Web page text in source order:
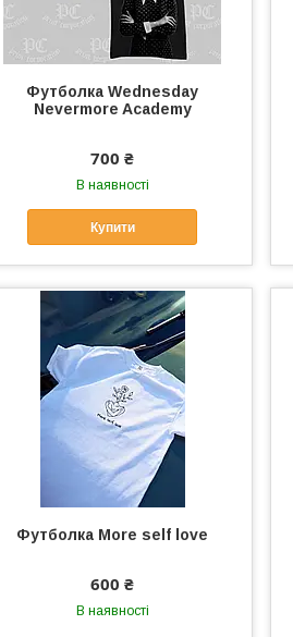
Футболка Wednesday
Nevermore Academy
700 ₴
В наявності
Купити
Футболка More self love
600 ₴
В наявності